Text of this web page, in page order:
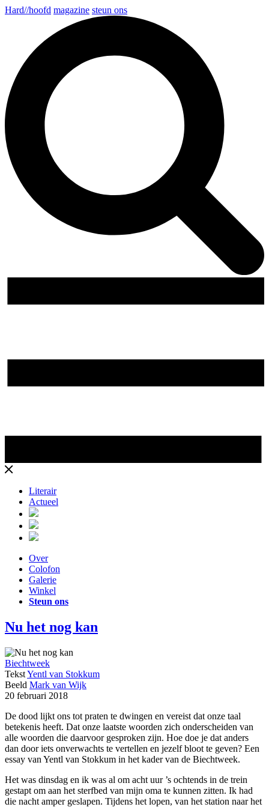
Hard//hoofd magazine steun ons
Literair
Actueel
Over
Colofon
Galerie
Winkel
Steun ons
Nu het nog kan
Biechtweek
TekstYentl van Stokkum
Beeld Mark van Wijk
20 februari 2018
De dood lijkt ons tot praten te dwingen en vereist dat onze taal
betekenis heeft. Dat onze laatste woorden zich onderscheiden van
alle woorden die daarvoor gesproken zijn. Hoe doe je dat anders
dan door iets onverwachts te vertellen en jezelf bloot te geven? Een
essay van Yentl van Stokkum in het kader van de Biechtweek.
Het was dinsdag en ik was al om acht uur ’s ochtends in de trein
gestapt om aan het sterfbed van mijn oma te kunnen zitten. Ik had
die nacht amper geslapen. Tijdens het lopen, van het station naar het